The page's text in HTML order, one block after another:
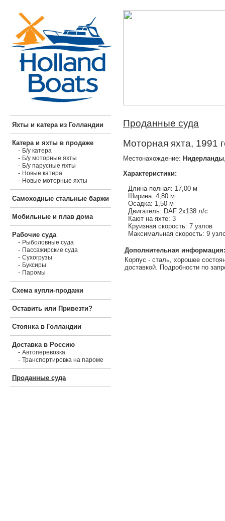
Яхты и катера из Голландии
Катера и яхты в продаже
- Б/у катера
- Б/у моторные яхты
- Б/у парусные яхты
- Новые катера
- Новые моторные яхты
Самоходные стальные баржи
Мобильные и плав дома
Рабочие суда
- Рыболовные суда
- Пассажирские суда
- Сухогрузы
- Буксиры
- Паромы
Схема купли-продажи
Оставить или Привезти?
Стоянка в Голландии
Доставка в Россию
- Автоперевозка
- Транспортировка на пароме
Проданные суда
Проданные суда
Моторная яхта, 1991
Местонахождение: Нидерланды
Характеристики:
Длина полная: 17,00 м
Ширина: 4,80 м
Осадка: 1,50 м
Двигатель: DAF 2x138 л/с
Кают на яхте: 3
Круизная скорость: 7 узлов
Максимальная скорость: 9
Дополнительная информация:
Корпус - сталь, хорошее
доставкой. Подробности по